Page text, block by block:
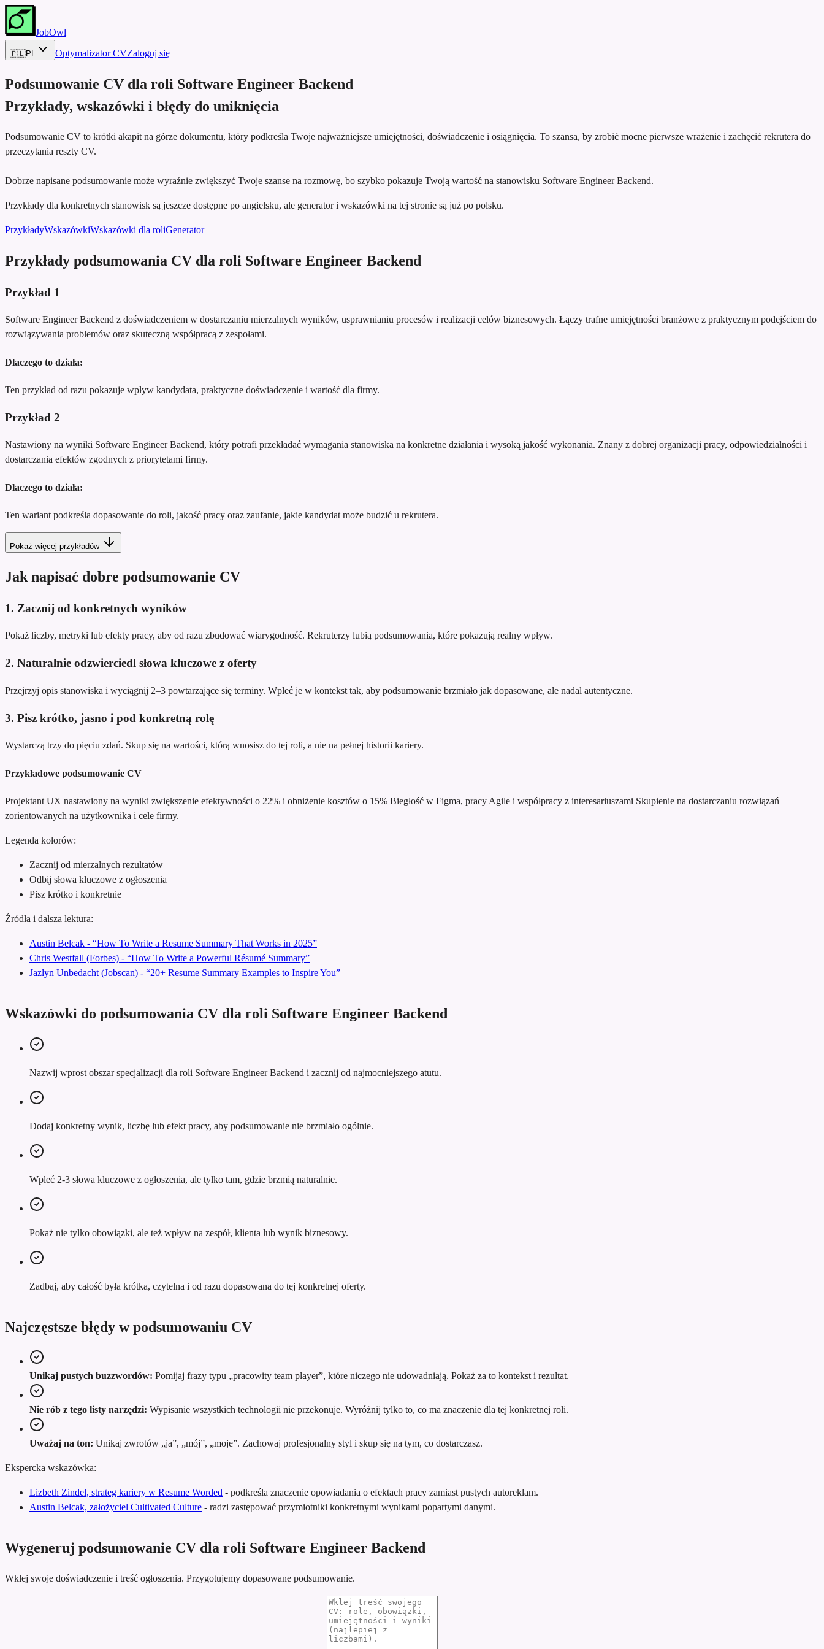
JobOwl
🇵🇱PL Optymalizator CVZaloguj się
Podsumowanie CV dla roli Software Engineer Backend
Przykłady, wskazówki i błędy do uniknięcia
Podsumowanie CV to krótki akapit na górze dokumentu, który podkreśla Twoje najważniejsze umiejętności, doświadczenie i osiągnięcia. To szansa, by zrobić mocne pierwsze wrażenie i zachęcić rekrutera do
przeczytania reszty CV.
Dobrze napisane podsumowanie może wyraźnie zwiększyć Twoje szanse na rozmowę, bo szybko pokazuje Twoją wartość na stanowisku Software Engineer Backend.
Przykłady dla konkretnych stanowisk są jeszcze dostępne po angielsku, ale generator i wskazówki na tej stronie są już po polsku.
PrzykładyWskazówkiWskazówki dla roliGenerator
Przykłady podsumowania CV dla roli Software Engineer Backend
Przykład 1
Software Engineer Backend z doświadczeniem w dostarczaniu mierzalnych wyników, usprawnianiu procesów i realizacji celów biznesowych. Łączy trafne umiejętności branżowe z praktycznym podejściem do
rozwiązywania problemów oraz skuteczną współpracą z zespołami.
Dlaczego to działa:
Ten przykład od razu pokazuje wpływ kandydata, praktyczne doświadczenie i wartość dla firmy.
Przykład 2
Nastawiony na wyniki Software Engineer Backend, który potrafi przekładać wymagania stanowiska na konkretne działania i wysoką jakość wykonania. Znany z dobrej organizacji pracy, odpowiedzialności i
dostarczania efektów zgodnych z priorytetami firmy.
Dlaczego to działa:
Ten wariant podkreśla dopasowanie do roli, jakość pracy oraz zaufanie, jakie kandydat może budzić u rekrutera.
Pokaż więcej przykładów
Jak napisać dobre podsumowanie CV
1. Zacznij od konkretnych wyników
Pokaż liczby, metryki lub efekty pracy, aby od razu zbudować wiarygodność. Rekruterzy lubią podsumowania, które pokazują realny wpływ.
2. Naturalnie odzwierciedl słowa kluczowe z oferty
Przejrzyj opis stanowiska i wyciągnij 2–3 powtarzające się terminy. Wpleć je w kontekst tak, aby podsumowanie brzmiało jak dopasowane, ale nadal autentyczne.
3. Pisz krótko, jasno i pod konkretną rolę
Wystarczą trzy do pięciu zdań. Skup się na wartości, którą wnosisz do tej roli, a nie na pełnej historii kariery.
Przykładowe podsumowanie CV
Projektant UX nastawiony na wyniki zwiększenie efektywności o 22% i obniżenie kosztów o 15% Biegłość w Figma, pracy Agile i współpracy z interesariuszami Skupienie na dostarczaniu rozwiązań
zorientowanych na użytkownika i cele firmy.
Legenda kolorów:
Zacznij od mierzalnych rezultatów
Odbij słowa kluczowe z ogłoszenia
Pisz krótko i konkretnie
Źródła i dalsza lektura:
Austin Belcak - “How To Write a Resume Summary That Works in 2025”
Chris Westfall (Forbes) - “How To Write a Powerful Résumé Summary”
Jazlyn Unbedacht (Jobscan) - “20+ Resume Summary Examples to Inspire You”
Wskazówki do podsumowania CV dla roli Software Engineer Backend
Nazwij wprost obszar specjalizacji dla roli Software Engineer Backend i zacznij od najmocniejszego atutu.
Dodaj konkretny wynik, liczbę lub efekt pracy, aby podsumowanie nie brzmiało ogólnie.
Wpleć 2-3 słowa kluczowe z ogłoszenia, ale tylko tam, gdzie brzmią naturalnie.
Pokaż nie tylko obowiązki, ale też wpływ na zespół, klienta lub wynik biznesowy.
Zadbaj, aby całość była krótka, czytelna i od razu dopasowana do tej konkretnej oferty.
Najczęstsze błędy w podsumowaniu CV
Unikaj pustych buzzwordów: Pomijaj frazy typu „pracowity team player”, które niczego nie udowadniają. Pokaż za to kontekst i rezultat.
Nie rób z tego listy narzędzi: Wypisanie wszystkich technologii nie przekonuje. Wyróżnij tylko to, co ma znaczenie dla tej konkretnej roli.
Uważaj na ton: Unikaj zwrotów „ja”, „mój”, „moje”. Zachowaj profesjonalny styl i skup się na tym, co dostarczasz.
Ekspercka wskazówka:
Lizbeth Zindel, strateg kariery w Resume Worded - podkreśla znaczenie opowiadania o efektach pracy zamiast pustych autoreklam.
Austin Belcak, założyciel Cultivated Culture - radzi zastępować przymiotniki konkretnymi wynikami popartymi danymi.
Wygeneruj podsumowanie CV dla roli Software Engineer Backend
Wklej swoje doświadczenie i treść ogłoszenia. Przygotujemy dopasowane podsumowanie.